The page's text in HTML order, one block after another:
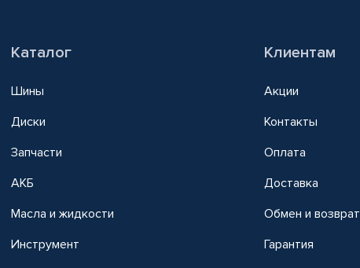
Каталог
Шины
Диски
Запчасти
АКБ
Масла и жидкости
Инструмент
Клиентам
Акции
Контакты
Оплата
Доставка
Обмен и возврат
Гарантия